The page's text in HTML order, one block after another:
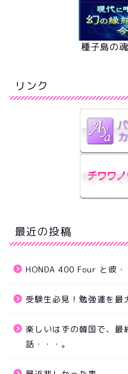
種子島の
リンク
最近の投稿
HONDA 400 Four と彼・
受験生必見！勉強運を最
楽しいはずの韓国で、最
話・・・。